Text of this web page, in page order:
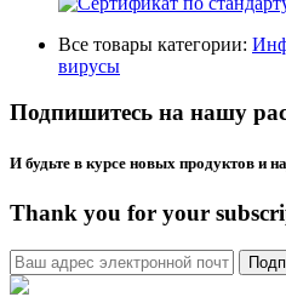
Все товары категории:
вирусы
Подпишитесь на нашу
И будьте в курсе новых продуктов и
Thank you for your